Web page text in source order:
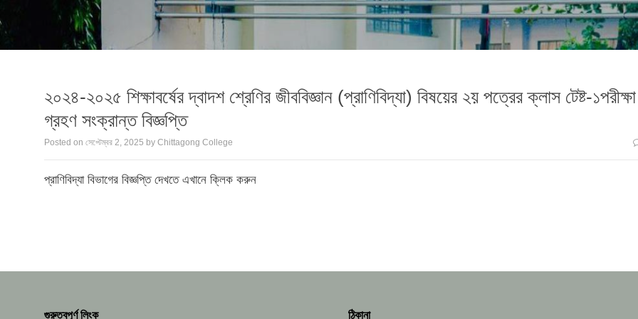
২০২৪-২০২৫ শিক্ষাবর্ষের দ্বাদশ শ্রেণির জীববিজ্ঞান (প্রাণিবিদ্যা) বিষয়ের ২য় পত্রের ক্লাস টেষ্ট-১পরীক্ষা
গ্রহণ সংক্রান্ত বিজ্ঞপ্তি
Posted on সেপ্টেম্বর 2, 2025 by Chittagong College
প্রাণিবিদ্যা বিভাগের বিজ্ঞপ্তি দেখতে এখানে ক্লিক করুন
গুরুত্বপূর্ণ লিংক ঠিকানা